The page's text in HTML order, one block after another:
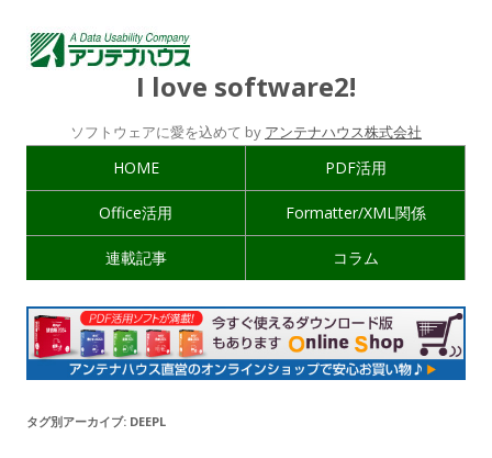
I love software2!
ソフトウェアに愛を込めて by アンテナハウス株式会社
HOME PDF活用
Office活用 Formatter/XML関係
連載記事 コラム
タグ別アーカイブ: DEEPL